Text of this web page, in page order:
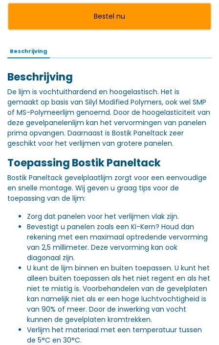
Bestel nu
Beschrijving
Beschrijving
De lijm is vochtuithardend en hoogelastisch. Het is
gemaakt op basis van Silyl Modified Polymers, ook wel SMP
of MS-Polymeerlijm genoemd. Door de hoogelasticiteit van
deze gevelpanelenlijm kan het vervormingen van panelen
prima opvangen. Daarnaast is Bostik Paneltack zeer
geschikt voor het verlijmen van grotere panelen.
Toepassing Bostik Paneltack
Bostik Paneltack gevelplaatlijm zorgt voor een eenvoudige
en snelle montage. Wij geven u graag tips voor de
toepassing van de lijm:
Zorg dat panelen voor het verlijmen vlak zijn.
Bevestigt u panelen zoals een Ki-Kern? Houd dan
rekening met een maximaal optredende vervorming
van 2,5 millimeter. Deze vervorming kan ook
diagonaal zijn.
U kunt de lijm binnen en buiten toepassen. U kunt het
alleen buiten toepassen als het niet regent en als het
niet te mistig is. Voorbehandelen van de gevelplaten
kan namelijk niet als er een hoge luchtvochtigheid is
van 90% of meer. Door de inwerking van vocht
kunnen de gevelplaten kromtrekken.
Verlijm het materiaal met een temperatuur tussen
de 5°C en 30°C.